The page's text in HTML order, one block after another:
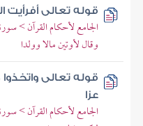
قوله تعالى أفرأيت
الجامع لأحكام القرآن >
وقال لأوتين مالا وولدا
قوله تعالى
عزا
الجامع لأحكام القرآن >